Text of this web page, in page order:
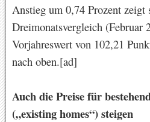
Anstieg um 0,74 Prozent zeigt
Dreimonatsvergleich (Februar
Vorjahreswert von 102,21
nach oben.[ad]
Auch die Preise für
(„existing homes“) steigen